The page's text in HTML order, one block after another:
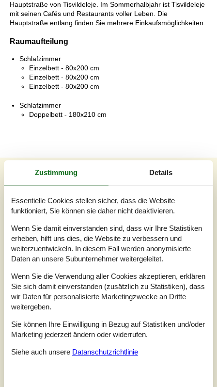
Hauptstraße von Tisvildeleje. Im Sommerhalbjahr ist Tisvildeleje
mit seinen Cafés und Restaurants voller Leben. Die
Hauptstraße entlang finden Sie mehrere Einkaufsmöglichkeiten.
Raumaufteilung
Schlafzimmer
Einzelbett - 80x200 cm
Einzelbett - 80x200 cm
Einzelbett - 80x200 cm
Schlafzimmer
Doppelbett - 180x210 cm
Unsere Gästebewertungen
Unsere Gästebewertungen
4,3 Bezogen auf 3 Bewertungen
Letzte Bewertung ist vom 05.07.2026
5
3 (1)
2
1 (0)
Keine Bewertungen haben Kommentare auf Deutsch
1 Bewertung hat einen Kommentar in einer anderen Sprache.
Zustimmung Details
Essentielle Cookies stellen sicher, dass die Website
funktioniert, Sie können sie daher nicht deaktivieren.
Wenn Sie damit einverstanden sind, dass wir Ihre Statistiken
erheben, hilft uns dies, die Website zu verbessern und
weiterzuentwickeln. In diesem Fall werden anonymisierte
Daten an unsere Subunternehmer weitergeleitet.
Wenn Sie die Verwendung aller Cookies akzeptieren, erklären
Sie sich damit einverstanden (zusätzlich zu Statistiken), dass
wir Daten für personalisierte Marketingzwecke an Dritte
weitergeben.
Sie können Ihre Einwilligung in Bezug auf Statistiken und/oder
Marketing jederzeit ändern oder widerrufen.
Siehe auch unsere Datanschutzrichtlinie